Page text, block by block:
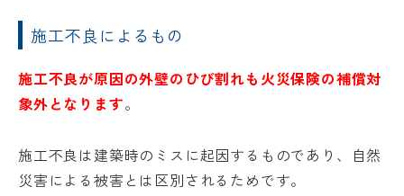
施工不良によるもの
施工不良が原因の外壁のひび割れも火災保険の補償対
象外となります。
施工不良は建築時のミスに起因するものであり、自然
災害による被害とは区別されるためです。